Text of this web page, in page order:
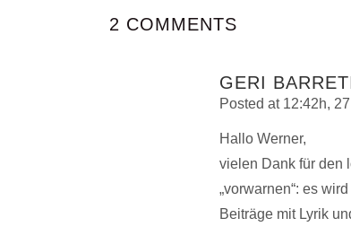
2 COMMENTS
GERI
Posted at 12:42h,
Hallo Werner,
vielen Dank für den
„vorwarnen“: es
Beiträge mit Lyrik